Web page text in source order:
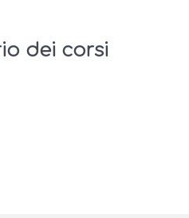
dei corsi